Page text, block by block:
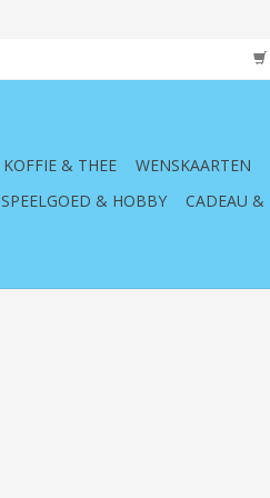
KOFFIE & THEE WENSKAARTEN
SPEELGOED & HOBBY CADEAU &